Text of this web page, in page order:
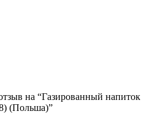
на “Газированный напиток
(Польша)”